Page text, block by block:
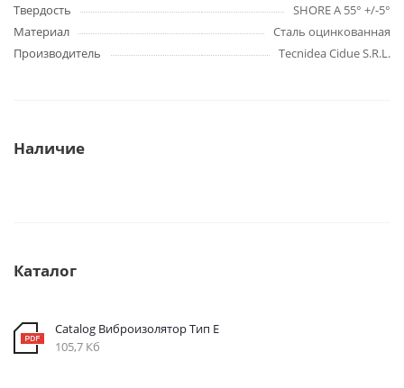
Твердость
SHORE A 55° +/-5°
Материал
Сталь оцинкованная
Производитель
Tecnidea Cidue S.R.L.
Наличие
Каталог
Catalog Виброизолятор Тип E
105,7 Кб